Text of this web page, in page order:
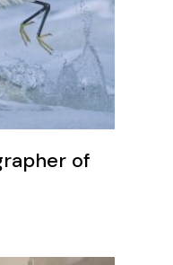
of